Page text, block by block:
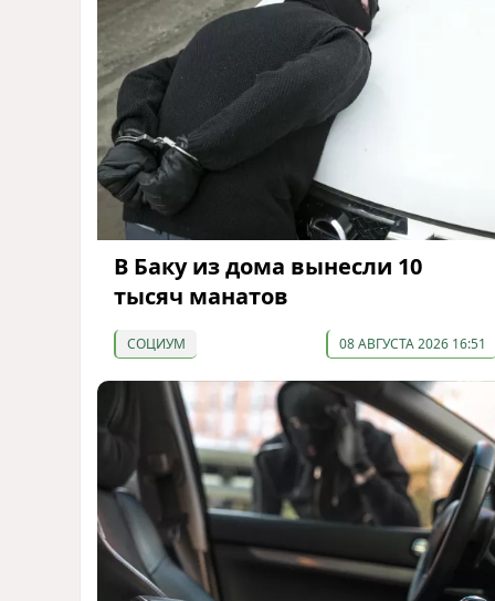
В Баку из дома вынесли 10
тысяч манатов
СОЦИУМ 08 АВГУСТА 2026 16:51